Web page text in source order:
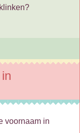
voornaam in